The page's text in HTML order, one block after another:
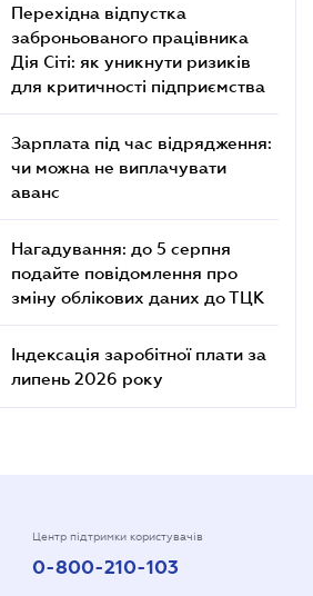
Перехідна відпустка
заброньованого працівника
Дія Сіті: як уникнути ризиків
для критичності підприємства
Зарплата під час відрядження:
чи можна не виплачувати
аванс
Нагадування: до 5 серпня
подайте повідомлення про
зміну облікових даних до ТЦК
Індексація заробітної плати за
липень 2026 року
Центр підтримки користувачів
0-800-210-103